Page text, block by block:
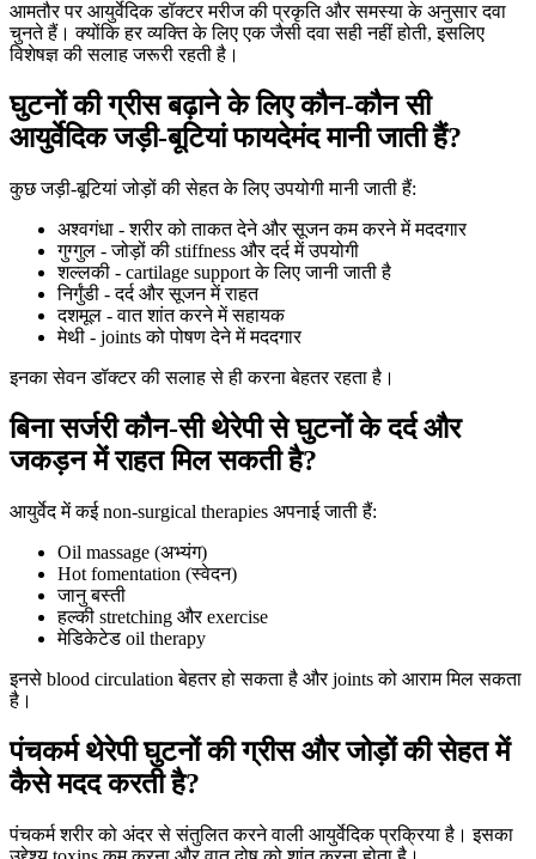
आमतौर पर आयुर्वेदिक डॉक्टर मरीज की प्रकृति और समस्या के अनुसार दवा
चुनते हैं। क्योंकि हर व्यक्ति के लिए एक जैसी दवा सही नहीं होती, इसलिए
विशेषज्ञ की सलाह जरूरी रहती है।
घुटनों की ग्रीस बढ़ाने के लिए कौन-कौन सी
आयुर्वेदिक जड़ी-बूटियां फायदेमंद मानी जाती हैं?
कुछ जड़ी-बूटियां जोड़ों की सेहत के लिए उपयोगी मानी जाती हैं:
अश्वगंधा - शरीर को ताकत देने और सूजन कम करने में मददगार
गुग्गुल - जोड़ों की stiffness और दर्द में उपयोगी
शल्लकी - cartilage support के लिए जानी जाती है
निर्गुंडी - दर्द और सूजन में राहत
दशमूल - वात शांत करने में सहायक
मेथी - joints को पोषण देने में मददगार
इनका सेवन डॉक्टर की सलाह से ही करना बेहतर रहता है।
बिना सर्जरी कौन-सी थेरेपी से घुटनों के दर्द और
जकड़न में राहत मिल सकती है?
आयुर्वेद में कई non-surgical therapies अपनाई जाती हैं:
Oil massage (अभ्यंग)
Hot fomentation (स्वेदन)
जानु बस्ती
हल्की stretching और exercise
मेडिकेटेड oil therapy
इनसे blood circulation बेहतर हो सकता है और joints को आराम मिल सकता
है।
पंचकर्म थेरेपी घुटनों की ग्रीस और जोड़ों की सेहत में
कैसे मदद करती है?
पंचकर्म शरीर को अंदर से संतुलित करने वाली आयुर्वेदिक प्रक्रिया है। इसका